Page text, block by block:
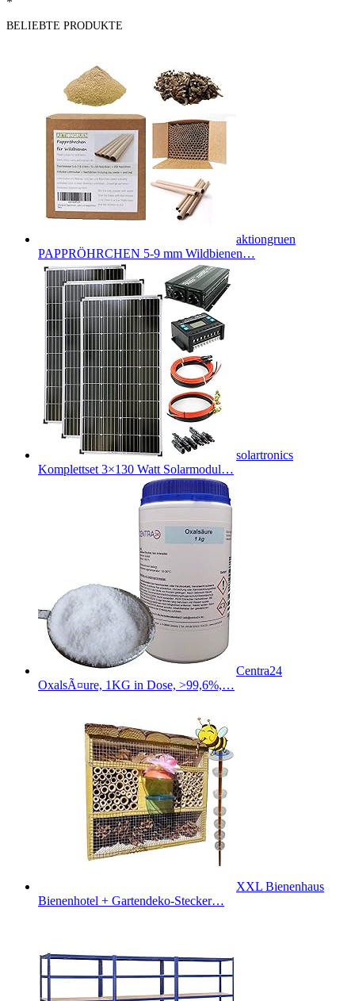
BELIEBTE PRODUKTE
aktiongruen
PAPPRÖHRCHEN 5-9 mm Wildbienen…
solartronics
Komplettset 3×130 Watt Solarmodul…
Centra24
OxalsÃ¤ure, 1KG in Dose, >99,6%,…
XXL Bienenhaus
Bienenhotel + Gartendeko-Stecker…